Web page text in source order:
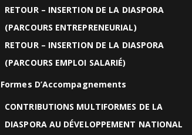
RETOUR – INSERTION DE LA DIASPORA
(PARCOURS ENTREPRENEURIAL)
RETOUR – INSERTION DE LA DIASPORA
(PARCOURS EMPLOI SALARIÉ)
Formes D’Accompagnements
CONTRIBUTIONS MULTIFORMES DE LA
DIASPORA AU DÉVELOPPEMENT NATIONAL